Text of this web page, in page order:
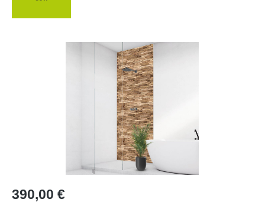
Regulärer Preis:
390,00 €